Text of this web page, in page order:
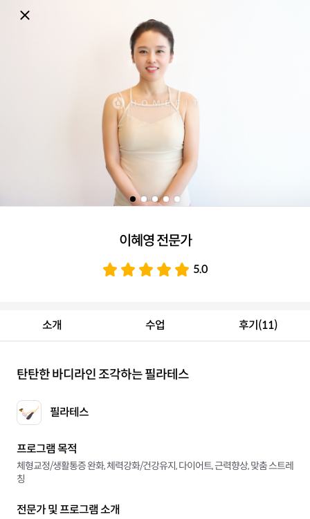
소개 수업 후기(11)
탄탄한 바디라인 조각하는 필라테스
필라테스
프로그램 목적
체형교정/생활통증 완화, 체력강화/건강유지, 다이어트, 근력향상, 맞춤 스트레
칭
전문가 및 프로그램 소개
이혜영 전문가
5.0